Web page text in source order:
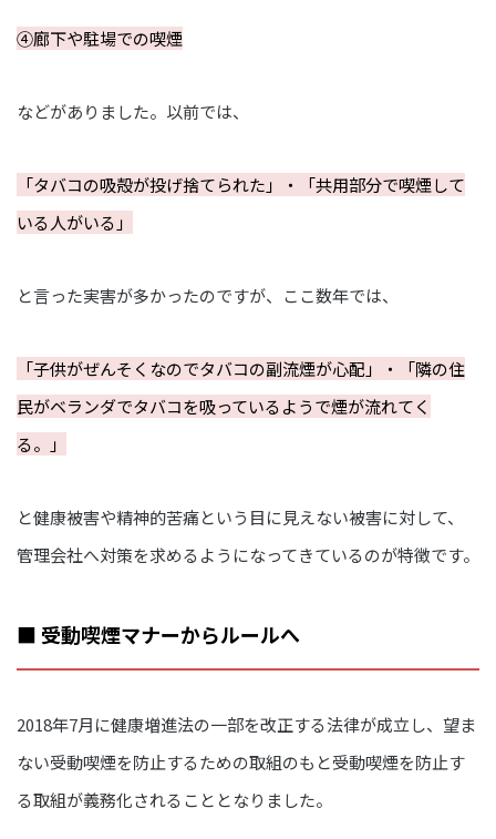
④廊下や駐場での喫煙
などがありました。以前では、
「タバコの吸殻が投げ捨てられた」・「共用部分で喫煙して
いる人がいる」
と言った実害が多かったのですが、ここ数年では、
「子供がぜんそくなのでタバコの副流煙が心配」・「隣の住
民がベランダでタバコを吸っているようで煙が流れてく
る。」
と健康被害や精神的苦痛という目に見えない被害に対して、
管理会社へ対策を求めるようになってきているのが特徴です。
■ 受動喫煙マナーからルールへ
2018年7月に健康増進法の一部を改正する法律が成立し、望ま
ない受動喫煙を防止するための取組のもと受動喫煙を防止す
る取組が義務化されることとなりました。